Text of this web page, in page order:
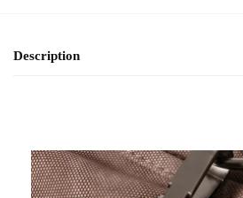
Description